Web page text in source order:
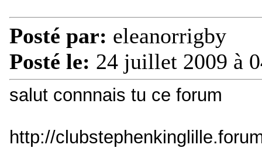
Posté par: eleanorrigby
Posté le: 24 juillet 2009 à
salut connnais tu ce forum
http://